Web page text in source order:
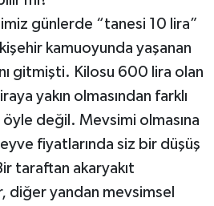
günlerde “tanesi 10 lira”
kamuoyunda yaşanan
gitmişti. Kilosu 600 lira olan
yakın olmasından farklı
değil. Mevsimi olmasına
fiyatlarında siz bir düşüş
taraftan akaryakıt
diğer yandan mevsimsel